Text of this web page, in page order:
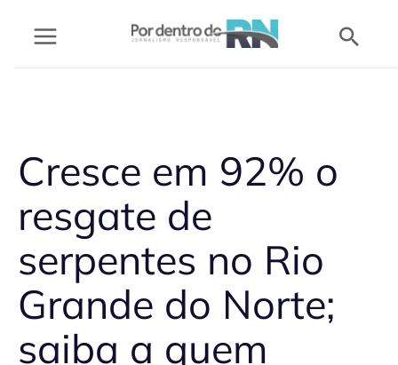
Cresce em 92% o
resgate de
serpentes no Rio
Grande do Norte;
saiba a quem